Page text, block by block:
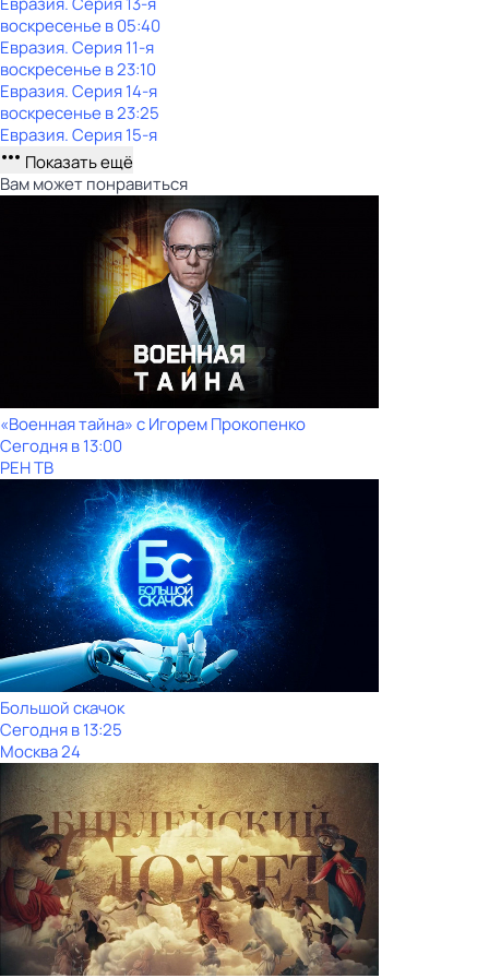
воскресенье в05:40
Евразия. Серия 11-я
воскресенье в23:10
Евразия. Серия 14-я
воскресенье в23:25
Евразия. Серия 15-я
Показать ещё
Вам может понравиться
«Военная тайна» с Игорем Прокопенко
Сегодня в 13:00
РЕН ТВ
Большой скачок
Сегодня в 13:25
Москва 24